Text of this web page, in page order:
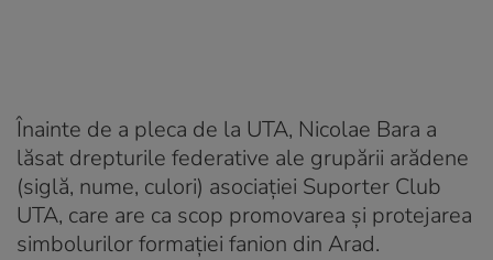
Înainte de a pleca de la UTA, Nicolae Bara a
lăsat drepturile federative ale grupării arădene
(siglă, nume, culori) asociației Suporter Club
UTA, care are ca scop promovarea și protejarea
simbolurilor formației fanion din Arad.